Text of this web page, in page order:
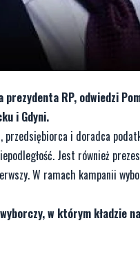
RP, odwiedzi
i Gdyni.
i doradca
Jest również
W ramach kampanii
w którym kładzie